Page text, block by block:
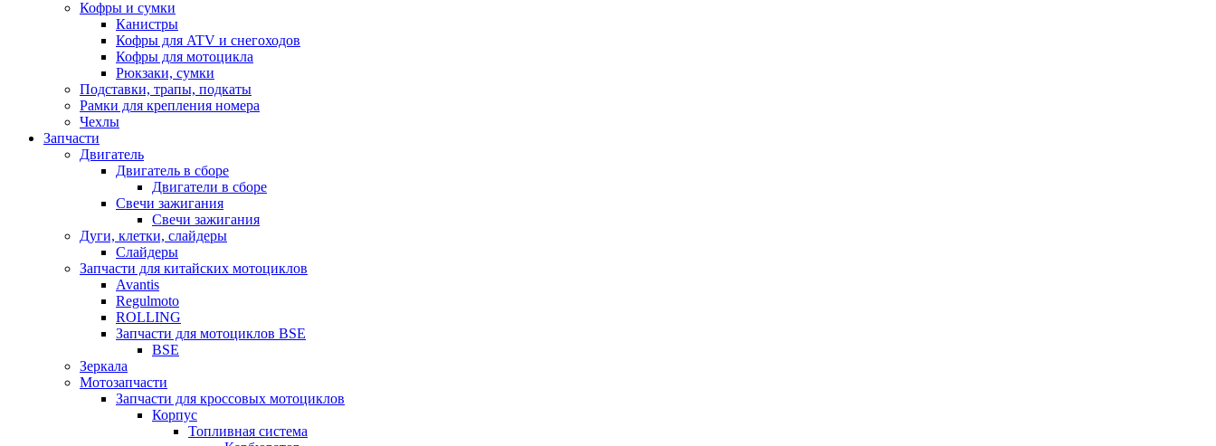
Кофры и сумки
Канистры
Кофры для ATV и снегоходов
Кофры для мотоцикла
Рюкзаки, сумки
Подставки, трапы, подкаты
Рамки для крепления номера
Чехлы
Запчасти
Двигатель
Двигатель в сборе
Двигатели в сборе
Свечи зажигания
Свечи зажигания
Дуги, клетки, слайдеры
Слайдеры
Запчасти для китайских мотоциклов
Avantis
Regulmoto
ROLLING
Запчасти для мотоциклов BSE
BSE
Зеркала
Мотозапчасти
Запчасти для кроссовых мотоциклов
Корпус
Топливная система